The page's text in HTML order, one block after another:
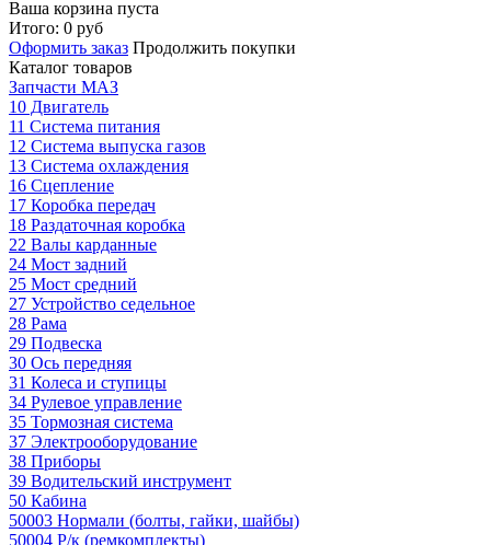
Ваша корзина пуста
Итого: 0 руб
Оформить заказ Продолжить покупки
Каталог товаров
Запчасти МАЗ
10 Двигатель
11 Система питания
12 Система выпуска газов
13 Система охлаждения
16 Сцепление
17 Коробка передач
18 Раздаточная коробка
22 Валы карданные
24 Мост задний
25 Мост средний
27 Устройство седельное
28 Рама
29 Подвеска
30 Ось передняя
31 Колеса и ступицы
34 Рулевое управление
35 Тормозная система
37 Электрооборудование
38 Приборы
39 Водительский инструмент
50 Кабина
50003 Нормали (болты, гайки, шайбы)
50004 Р/к (ремкомплекты)